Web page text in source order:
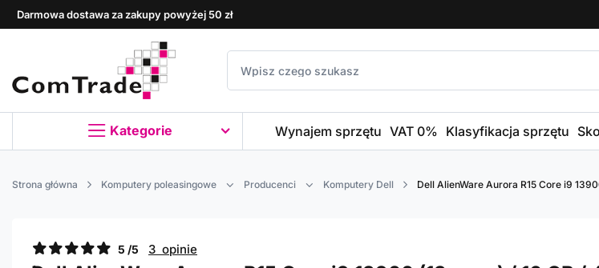
Darmowa dostawa za zakupy powyżej 50 zł
Kategorie Wynajem sprzętu VAT 0% Klasyfikacja sprzętu
Strona główna Komputery poleasingowe Producenci Komputery Dell Dell AlienWare Aurora R15 Core i9
5 /5 3 opinie